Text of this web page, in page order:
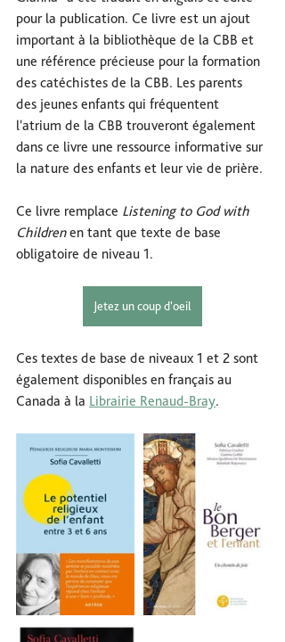
pour la publication. Ce livre est un ajout
important à la bibliothèque de la CBB et
une référence précieuse pour la formation
des catéchistes de la CBB. Les parents
des jeunes enfants qui fréquentent
l'atrium de la CBB trouveront également
dans ce livre une ressource informative sur
la nature des enfants et leur vie de prière.
Ce livre remplace Listening to God with
Children en tant que texte de base
obligatoire de niveau 1.
Jetez un coup d'oeil
Ces textes de base de niveaux 1 et 2 sont
également disponibles en français au
Canada à la Librairie Renaud-Bray.